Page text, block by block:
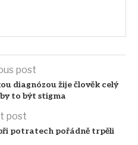
post
diagnózou žije člověk celý
to být stigma
post
potratech pořádně trpěli